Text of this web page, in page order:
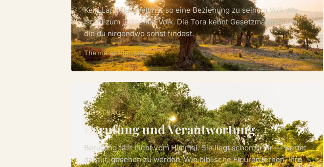
Kein Land der Welt hat so eine Beziehung zu seinem Volk wie
Israel zum jüdischen Volk. Die Tora kennt Gesetzmäßigkeiten,
die du nirgendwo sonst findest.
Thema entdecken →
7 BEITRÄGE
Berufung und Verantwortung
Berufung fällt nicht vom Himmel. Sie liegt schon in dir — wartet
darauf, gesehen zu werden. Wie biblische Figuren lernen, ihre